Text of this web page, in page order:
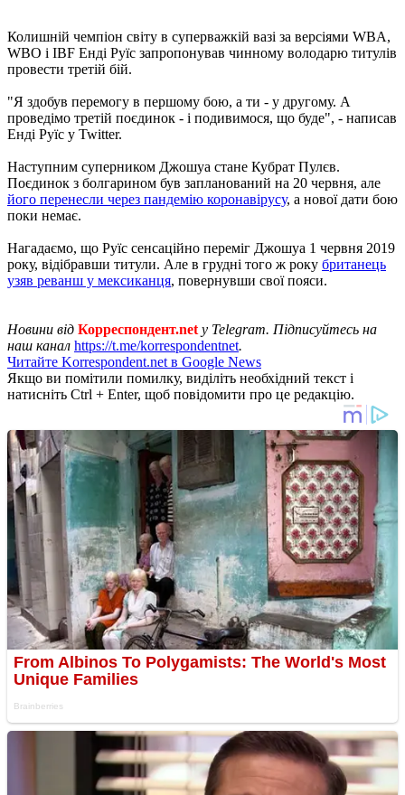
Колишній чемпіон світу в суперважкій вазі за версіями WBA,
WBO і IBF Енді Руїс запропонував чинному володарю титулів
провести третій бій.
"Я здобув перемогу в першому бою, а ти - у другому. А
проведімо третій поєдинок - і подивимося, що буде", - написав
Енді Руїс у Twitter.
Наступним суперником Джошуа стане Кубрат Пулєв.
Поєдинок з болгарином був запланований на 20 червня, але
його перенесли через пандемію коронавірусу, а нової дати бою
поки немає.
Нагадаємо, що Руїс сенсаційно переміг Джошуа 1 червня 2019
року, відібравши титули. Але в грудні того ж року британець
узяв реванш у мексиканця, повернувши свої пояси.
Новини від Корреспондент.net у Telegram. Підписуйтесь на
наш канал https://t.me/korrespondentnet.
Читайте Korrespondent.net в Google News
Якщо ви помітили помилку, виділіть необхідний текст і
натисніть Ctrl + Enter, щоб повідомити про це редакцію.